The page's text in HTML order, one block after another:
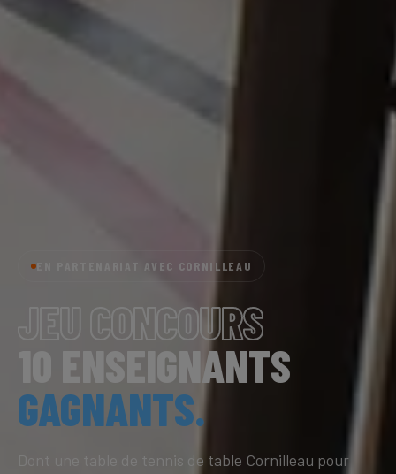
EN PARTENARIAT AVEC CORNILLEAU
JEU CONCOURS
10 ENSEIGNANTS
GAGNANTS.
Dont une table de tennis de table Cornilleau pour